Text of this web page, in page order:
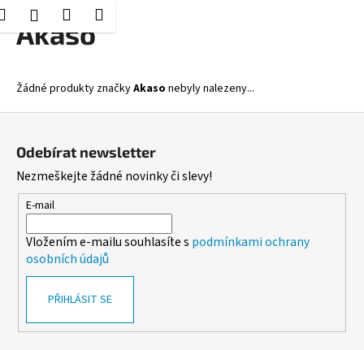
Přejít
HledatPřihlášení
Nákupní
košík
Menu
Akaso
Žádné produkty značkyAkaso nebyly nalezeny...
K
o
Zpět
Zpět
C
o
o
t
ř
e
b
u
Odebírat newsletter
Nezmeškejte žádné novinky či slevy!
E-mail
Vložením e-mailu souhlasíte s podmínkami ochrany
osobních údajů
PŘIHLÁSIT SE